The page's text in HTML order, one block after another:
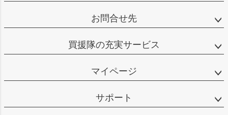
お問合せ先
買援隊の充実サービス
マイページ
サポート